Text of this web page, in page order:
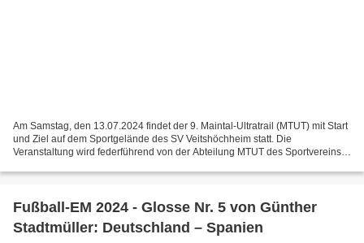
Am Samstag, den 13.07.2024 findet der 9. Maintal-Ultratrail (MTUT) mit Start
und Ziel auf dem Sportgelände des SV Veitshöchheim statt. Die
Veranstaltung wird federführend von der Abteilung MTUT des Sportvereins
Fußball-EM 2024 - Glosse Nr. 5 von Günther
Stadtmüller: Deutschland – Spanien